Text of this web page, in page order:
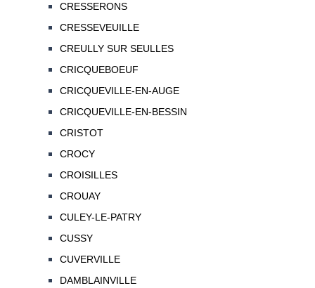
CRESSERONS
CRESSEVEUILLE
CREULLY SUR SEULLES
CRICQUEBOEUF
CRICQUEVILLE-EN-AUGE
CRICQUEVILLE-EN-BESSIN
CRISTOT
CROCY
CROISILLES
CROUAY
CULEY-LE-PATRY
CUSSY
CUVERVILLE
DAMBLAINVILLE